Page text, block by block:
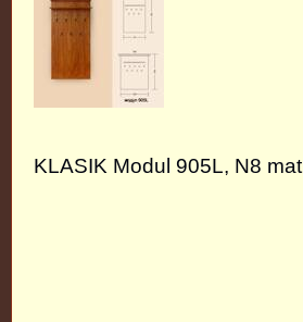
KLASIK Modul 905L, N8 mat